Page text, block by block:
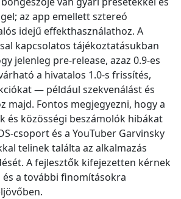
az app emellett sztereó
idejű effekthasználathoz. A
kapcsolatos tájékoztatásukban
jelenleg pre-release, azaz 0.9-es
a hivatalos 1.0-s frissítés,
— például szekvenálást és
Fontos megjegyezni, hogy a
és közösségi beszámolók hibákat
csoport és a YouTuber Garvinsky
telinek találta az alkalmazás
A fejlesztők kifejezetten kérnek
és a további finomításokra